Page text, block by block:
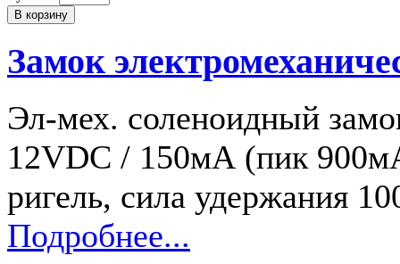
Замок
Эл-мех. соленоидный
12VDC / 150мА (пик
ригель, сила удержания
Подробнее...